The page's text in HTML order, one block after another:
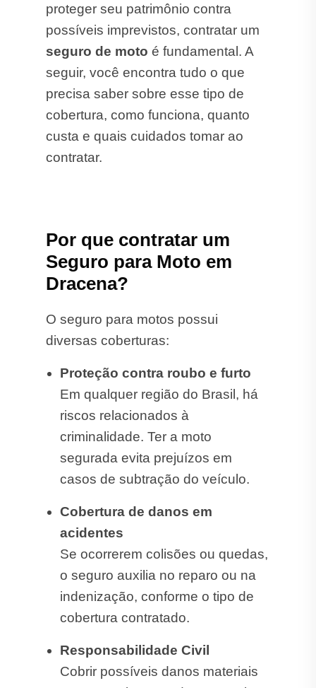
proteger seu patrimônio contra
possíveis imprevistos, contratar um
seguro de moto é fundamental. A
seguir, você encontra tudo o que
precisa saber sobre esse tipo de
cobertura, como funciona, quanto
custa e quais cuidados tomar ao
contratar.
Por que contratar um
Seguro para Moto em
Dracena?
O seguro para motos possui
diversas coberturas:
Proteção contra roubo e furto
Em qualquer região do Brasil, há
riscos relacionados à
criminalidade. Ter a moto
segurada evita prejuízos em
casos de subtração do veículo.
Cobertura de danos em
acidentes
Se ocorrerem colisões ou quedas,
o seguro auxilia no reparo ou na
indenização, conforme o tipo de
cobertura contratado.
Responsabilidade Civil
Cobrir possíveis danos materiais